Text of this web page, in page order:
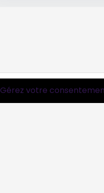
Gérez votre